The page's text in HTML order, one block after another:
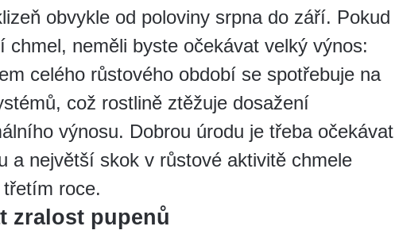
obvykle od poloviny srpna do září. Pokud
chmel, neměli byste očekávat velký výnos:
celého růstového období se spotřebuje na
což rostlině ztěžuje dosažení
výnosu. Dobrou úrodu je třeba očekávat
a největší skok v růstové aktivitě chmele
roce.
zralost pupenů